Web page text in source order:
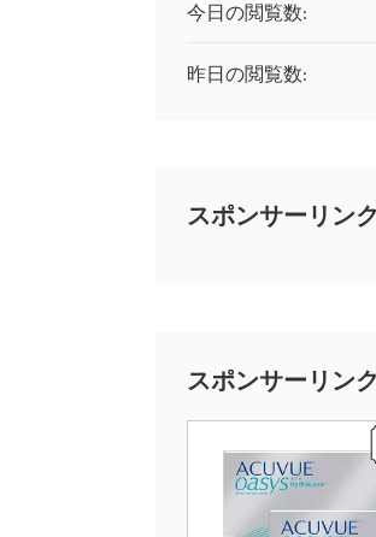
今日の閲覧数:
昨日の閲覧数:
スポンサーリンク
スポンサーリンク